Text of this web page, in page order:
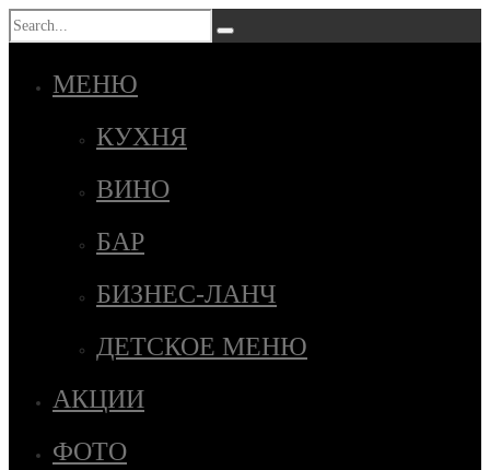
МЕНЮ
КУХНЯ
ВИНО
БАР
БИЗНЕС-ЛАНЧ
ДЕТСКОЕ МЕНЮ
АКЦИИ
ФОТО